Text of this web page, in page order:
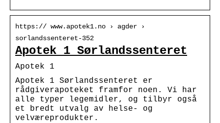
https:// www.apotek1.no › agder ›
sorlandssenteret-352
Apotek 1 Sørlandssenteret
Apotek 1
Apotek 1 Sørlandssenteret er
rådgiverapoteket framfor noen. Vi har
alle typer legemidler, og tilbyr også
et bredt utvalg av helse- og
velværeprodukter.